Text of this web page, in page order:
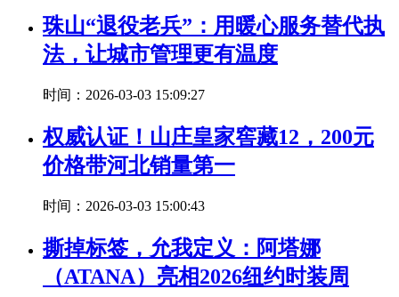
珠山“退役老兵”：用暖心服务替代执
法，让城市管理更有温度
时间：2026-03-03 15:09:27
权威认证！山庄皇家窖藏12，200元
价格带河北销量第一
时间：2026-03-03 15:00:43
撕掉标签，允我定义：阿塔娜
（ATANA）亮相2026纽约时装周